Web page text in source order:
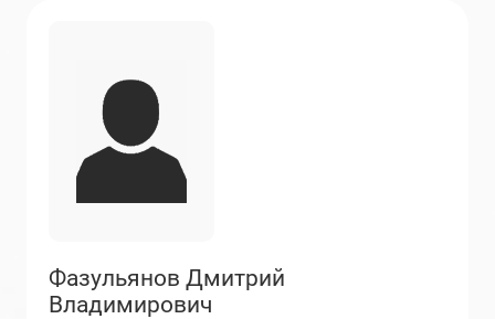
Фазульянов Дмитрий
Владимирович